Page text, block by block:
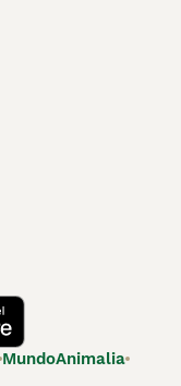
MundoAnimalia